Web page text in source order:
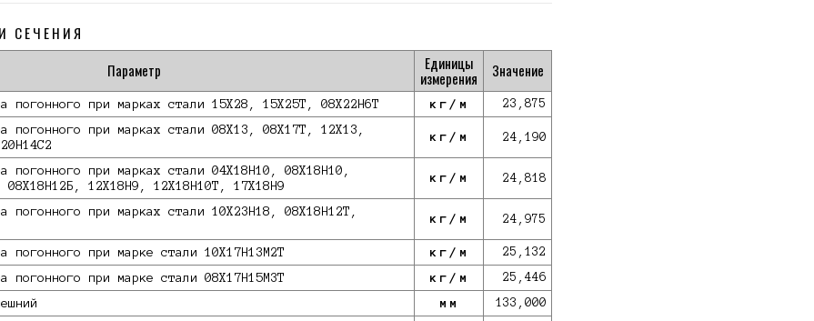
СЕЧЕНИЯ
Параметр
Единицы
измерения Значение
погонного при марках стали 15Х28, 15Х25Т, 08Х22Н6Т кг/м 23,875
погонного при марках стали 08Х13, 08Х17Т, 12Х13,
кг/м 24,190
погонного при марках стали 04Х18Н10, 08Х18Н10,
08Х18Н12Б, 12Х18Н9, 12Х18Н10Т, 17Х18Н9
кг/м 24,818
погонного при марках стали 10Х23Н18, 08Х18Н12Т,
кг/м 24,975
погонного при марке стали 10X17Н13М2Т кг/м 25,132
погонного при марке стали 08Х17Н15М3Т кг/м 25,446
мм 133,000